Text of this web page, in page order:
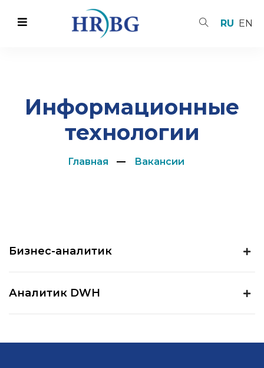
RU EN
Информационные
технологии
Главная Вакансии
Бизнес-аналитик
Аналитик DWH